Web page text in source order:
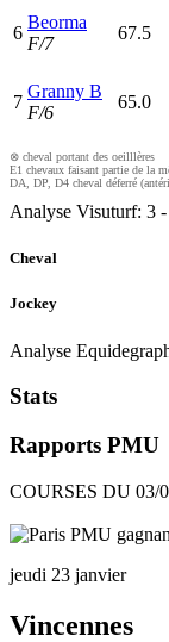
6
Beorma
F/7
67.5
7
Granny B
F/6
65.0
⊗ cheval portant des oeilllères
E1 chevaux faisant partie de la
DA, DP, D4 cheval déferré
Analyse Visuturf: 3 -
Cheval
Jockey
Analyse
Stats
Rapports PMU
COURSES DU 03/
jeudi 23 janvier
Vincennes